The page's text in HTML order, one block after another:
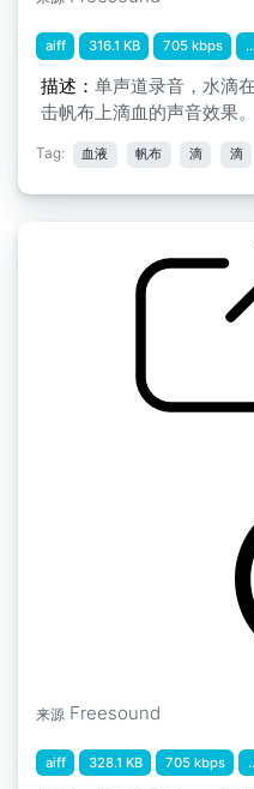
aiff 316.1 KB 705 kbps
描述： 单声道录音，水滴
击帆布上滴血的声音效果。
Tag: 血液 帆布 滴 滴
来源 Freesound
aiff 328.1 KB 705 kbps